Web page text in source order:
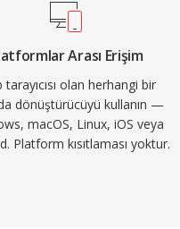
Arası Erişim
tarayıcısı olan herhangi bir
dönüştürücüyü kullanın —
macOS, Linux, iOS veya
Platform kısıtlaması yoktur.